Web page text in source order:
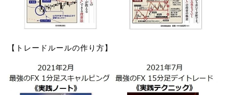
【トレードルールの作り方】